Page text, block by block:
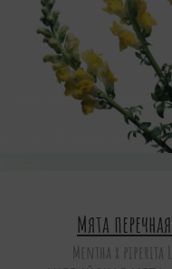
Мята перечная
Mentha х piperita L.